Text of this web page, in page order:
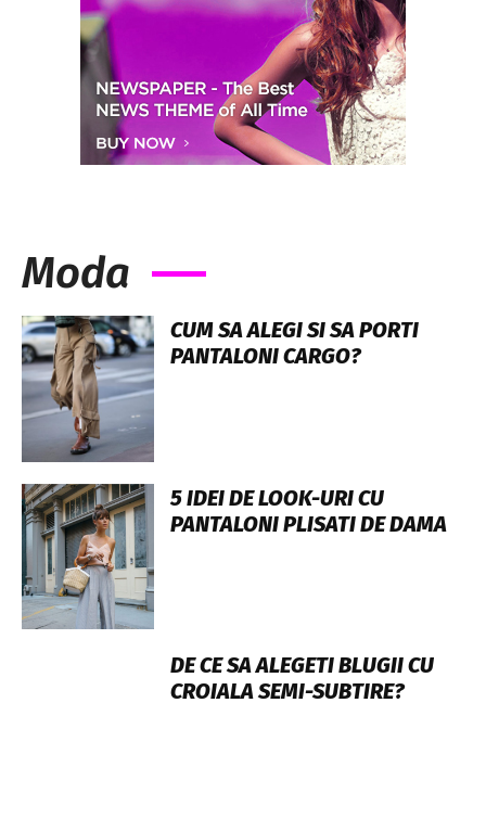
Moda
CUM SA ALEGI SI SA PORTI
PANTALONI CARGO?
5 IDEI DE LOOK-URI CU
PANTALONI PLISATI DE DAMA
DE CE SA ALEGETI BLUGII CU
CROIALA SEMI-SUBTIRE?